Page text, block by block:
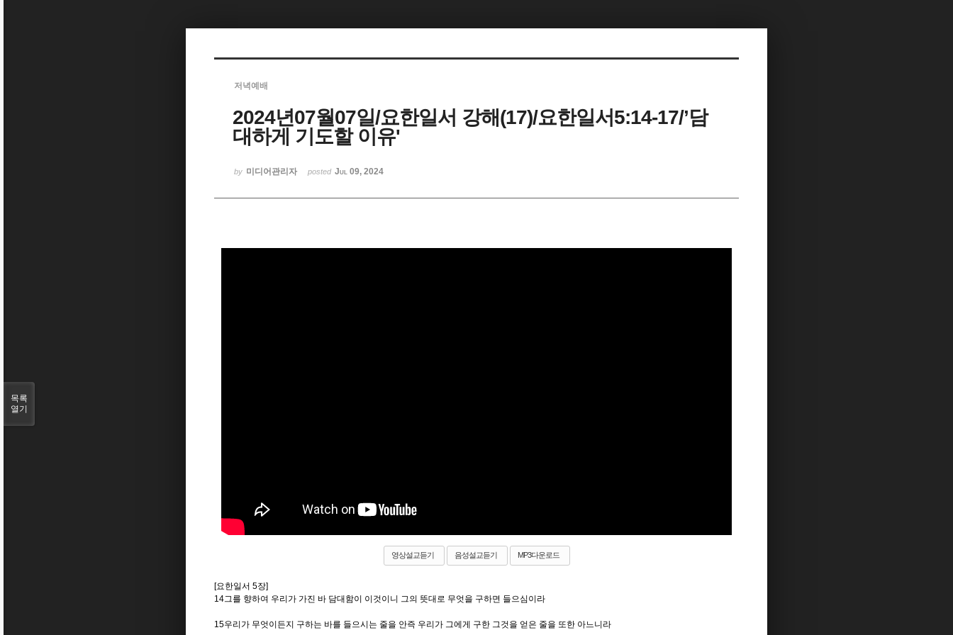
저녁예배
2024년07월07일/요한일서 강해(17)/요한일서5:14-17/’담
대하게 기도할 이유'
by 미디어관리자 posted Jul 09, 2024
영상설교듣기 음성설교듣기 MP3다운로드
[요한일서 5장]
14그를 향하여 우리가 가진 바 담대함이 이것이니 그의 뜻대로 무엇을 구하면 들으심이라
15우리가 무엇이든지 구하는 바를 들으시는 줄을 안즉 우리가 그에게 구한 그것을 얻은 줄을 또한 아느니라
목록
열기
Sketchbook5, 스케치북5
Sketchbook5, 스케치북5